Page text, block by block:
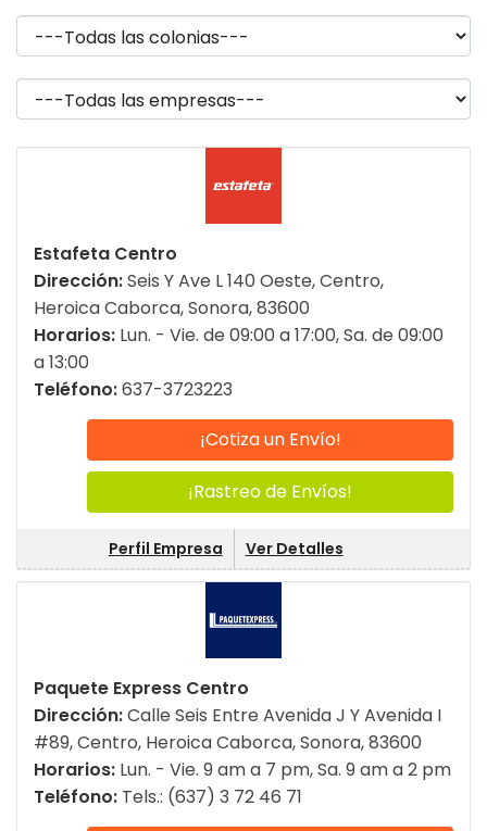
Estafeta Centro
Dirección:Seis Y Ave L 140 Oeste, Centro,
Heroica Caborca, Sonora, 83600
Horarios: Lun. - Vie. de 09:00 a 17:00, Sa. de 09:00
a 13:00
Teléfono:637-3723223
¡Cotiza un Envío!
¡Rastreo de Envíos!
Perfil Empresa Ver Detalles
Paquete Express Centro
Dirección:Calle Seis Entre Avenida J Y Avenida I
#89, Centro, Heroica Caborca, Sonora, 83600
Horarios: Lun. - Vie. 9 am a 7 pm, Sa. 9 am a 2 pm
Teléfono: Tels.: (637) 3 72 46 71